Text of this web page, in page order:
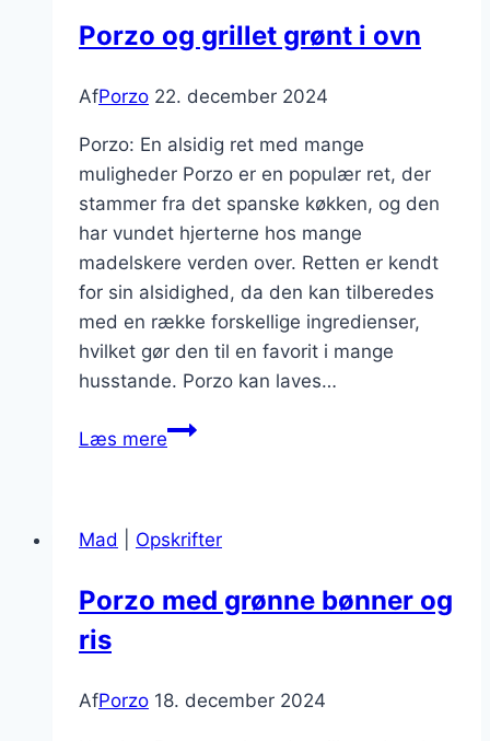
Porzo og grillet grønt i ovn
AfPorzo 22. december 2024
Porzo: En alsidig ret med mange
muligheder Porzo er en populær ret, der
stammer fra det spanske køkken, og den
har vundet hjerterne hos mange
madelskere verden over. Retten er kendt
for sin alsidighed, da den kan tilberedes
med en række forskellige ingredienser,
hvilket gør den til en favorit i mange
husstande. Porzo kan laves…
Læs merePorzo
i
Mad Opskrifter
Porzo med grønne bønner og
ris
AfPorzo 18. december 2024